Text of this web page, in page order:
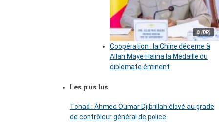
© (DR)
Coopération : la Chine décerne à
Allah Maye Halina la Médaille du
diplomate éminent
Les plus lus
Tchad : Ahmed Oumar Djibrillah élevé au grade
de contrôleur général de police